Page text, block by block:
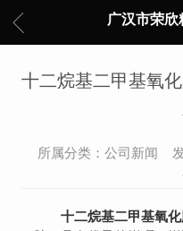
广汉市荣欣
十二烷基二甲基氧
所属分类：公司新闻
十二烷基二甲基氧